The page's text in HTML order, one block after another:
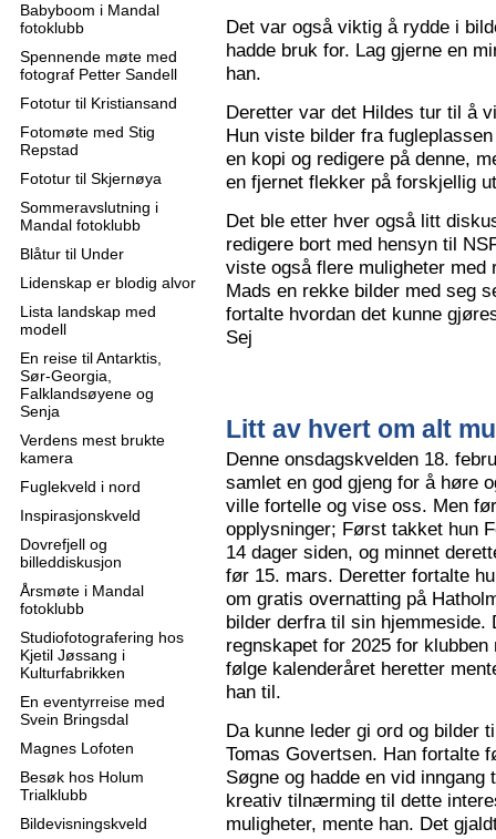
Babyboom i Mandal
fotoklubb
Spennende møte med
fotograf Petter Sandell
Fototur til Kristiansand
Fotomøte med Stig
Repstad
Fototur til Skjernøya
Sommeravslutning i
Mandal fotoklubb
Blåtur til Under
Lidenskap er blodig alvor
Lista landskap med
modell
En reise til Antarktis,
Sør-Georgia,
Falklandsøyene og
Senja
Verdens mest brukte
kamera
Fuglekveld i nord
Inspirasjonskveld
Dovrefjell og
billeddiskusjon
Årsmøte i Mandal
fotoklubb
Studiofotografering hos
Kjetil Jøssang i
Kulturfabrikken
En eventyrreise med
Svein Bringsdal
Magnes Lofoten
Besøk hos Holum
Trialklubb
Bildevisningskveld
Det var også viktig å rydde i
hadde bruk for. Lag gjerne en
han.
Deretter var det Hildes tur til å
Hun viste bilder fra
en kopi og redigere på denne,
en fjernet flekker på forskjellig
Det ble etter hver også litt
redigere bort med hensyn til
viste også flere muligheter
Mads en rekke bilder med seg
fortalte hvordan det kunne
Sej
Litt av hvert om alt
Denne onsdagskvelden 18.
samlet en god gjeng for å høre
ville fortelle og vise oss. Men
opplysninger; Først takket hun
14 dager siden, og minnet
før 15. mars. Deretter fortalte
om gratis overnatting på
bilder derfra til sin hjemmeside.
regnskapet for 2025 for
følge kalenderåret heretter
han til.
Da kunne leder gi ord og bilder
Tomas Govertsen. Han fortalte
Søgne og hadde en vid
kreativ tilnærming til dette
muligheter, mente han. Det